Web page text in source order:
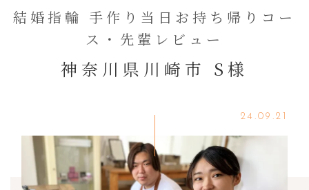
結婚指輪 手作り当日お持ち帰りコー
ス・先輩レビュー
神奈川県川崎市 S様
24.09.21